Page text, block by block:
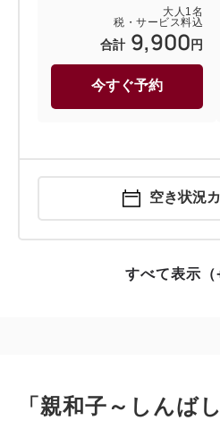
大人 1名
税・サービス料込
合計 9,900 円
今すぐ予約
空き状況
すべて表示（
「親和子～しんば